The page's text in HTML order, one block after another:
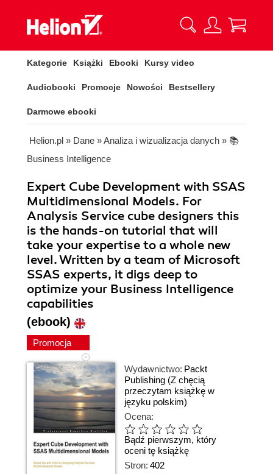
Kategorie Książki Ebooki Kursy video
Audiobooki Promocje Nowości Bestsellery
Darmowe ebooki
Helion.pl » Dane »Analiza i wizualizacja danych » 📚
Business Intelligence
Expert Cube Development with SSAS
Multidimensional Models. For
Analysis Service cube designers this
is the hands-on tutorial that will
take your expertise to a whole new
level. Written by a team of Microsoft
SSAS experts, it digs deep to
optimize your Business Intelligence
capabilities
(ebook)
Promocja
Wydawnictwo: Packt
Publishing (Z chęcią
przeczytam książkę w
języku polskim)
Ocena:
Bądź pierwszym, który
oceni tę książkę
Stron: 402